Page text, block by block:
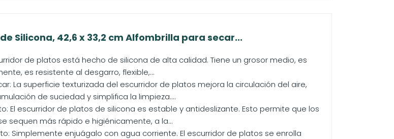
Silicona, 42,6 x 33,2 cm Alfombrilla para secar...
de platos está hecho de silicona de alta calidad. Tiene un grosor medio, es
es resistente al desgarro, flexible,...
La superficie texturizada del escurridor de platos mejora la circulación del aire,
de suciedad y simplifica la limpieza....
El escurridor de platos de silicona es estable y antideslizante. Esto permite que los
sequen más rápido e higiénicamente, a la...
Simplemente enjuágalo con agua corriente. El escurridor de platos se enrolla